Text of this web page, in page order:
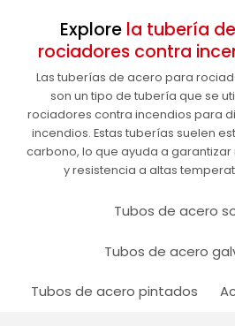
Explore la tubería
rociadores contra
Las tuberías de acero para
son un tipo de tubería que se
rociadores contra incendios para
incendios. Estas tuberías suelen
carbono, lo que ayuda a
y resistencia a altas
Tubos de acero
Tubos de acero
Tubos de acero pintados